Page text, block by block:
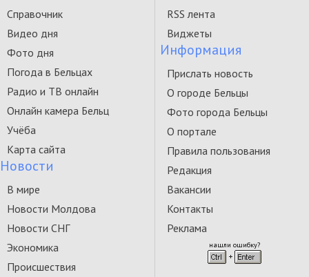
Справочник
Видео дня
Фото дня
Погода в Бельцах
Радио и ТВ онлайн
Онлайн камера Бельц
Учёба
Карта сайта
Новости
В мире
Новости Молдова
Новости СНГ
Экономика
Происшествия
RSS лента
Виджеты
Информация
Прислать новость
О городе Бельцы
Фото города Бельцы
О портале
Правила пользования
Редакция
Вакансии
Контакты
Реклама
нашли ошибку?